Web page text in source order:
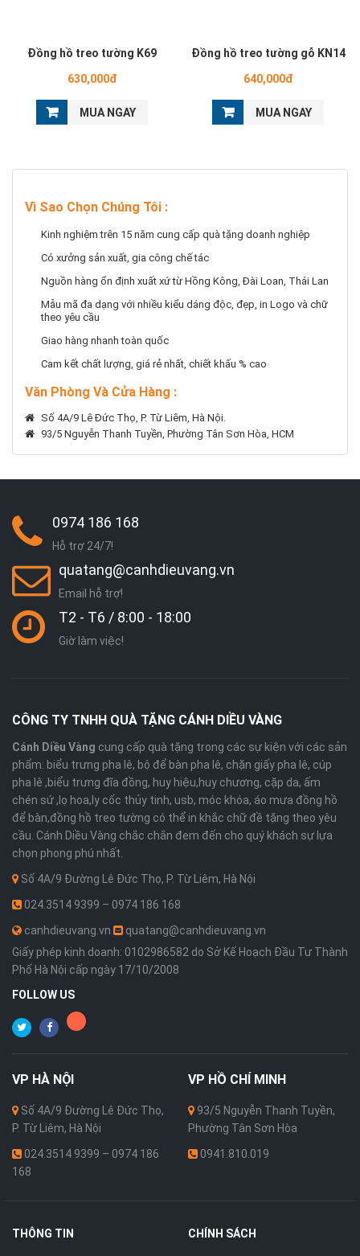
Đồng hồ treo tường K69
630,000đ
MUA NGAY
Đồng hồ treo tường gỗ KN14
640,000đ
MUA NGAY
Vì Sao Chọn Chúng Tôi :
Kinh nghiệm trên 15 năm cung cấp quà tặng doanh nghiệp
Có xưởng sản xuất, gia công chế tác
Nguồn hàng ổn định xuất xứ từ Hồng Kông, Đài Loan, Thái Lan
Mẫu mã đa dạng với nhiều kiểu dáng độc, đẹp, in Logo và chữ
theo yêu cầu
Giao hàng nhanh toàn quốc
Cam kết chất lượng, giá rẻ nhất, chiết khấu % cao
Văn Phòng Và Cửa Hàng :
Số 4A/9 Lê Đức Thọ, P. Từ Liêm, Hà Nội.
93/5 Nguyễn Thanh Tuyền, Phường Tân Sơn Hòa, HCM
0974 186 168
Hỗ trợ 24/7!
quatang@canhdieuvang.vn
Email hỗ trợ!
T2 - T6 / 8:00 - 18:00
Giờ làm việc!
CÔNG TY TNHH QUÀ TẶNG CÁNH DIỀU VÀNG
Cánh Diều Vàng cung cấp quà tặng trong các sự kiện với các sản
phẩm: biểu trưng pha lê, bộ để bàn pha lê, chặn giấy pha lê, cúp
pha lê ,biểu trưng đĩa đồng, huy hiệu,huy chương, cặp da, ấm
chén sứ ,lọ hoa,ly cốc thủy tinh, usb, móc khóa, áo mưa đồng hồ
để bàn,đồng hồ treo tường có thể in khắc chữ đề tặng theo yêu
cầu. Cánh Diều Vàng chắc chắn đem đến cho quý khách sự lựa
chọn phong phú nhất.
Số 4A/9 Đường Lê Đức Thọ, P. Từ Liêm, Hà Nội
024.3514 9399 – 0974 186 168
canhdieuvang.vn
quatang@canhdieuvang.vn
Giấy phép kinh doanh: 0102986582 do Sở Kế Hoạch Đầu Tư Thành
Phố Hà Nội cấp ngày 17/10/2008
FOLLOW US
VP HÀ NỘI
Số 4A/9 Đường Lê Đức Thọ,
P. Từ Liêm, Hà Nội
024.3514 9399 – 0974 186
168
VP HỒ CHÍ MINH
93/5 Nguyễn Thanh Tuyền,
Phường Tân Sơn Hòa
0941.810.019
THÔNG TIN CHÍNH SÁCH